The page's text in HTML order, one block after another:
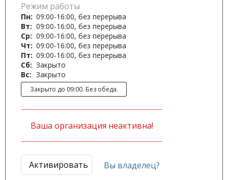
Режим работы
Пн: 09:00-16:00, без перерыва
Вт: 09:00-16:00, без перерыва
Ср: 09:00-16:00, без перерыва
Чт: 09:00-16:00, без перерыва
Пт: 09:00-16:00, без перерыва
Сб: Закрыто
Вс: Закрыто
Закрыто до 09:00. Без обеда.
Ваша организация неактивна!
Активировать Вы владелец?